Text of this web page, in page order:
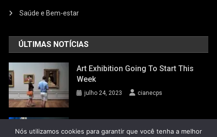
Saúde e Bem-estar
ÚLTIMAS NOTÍCIAS
Art Exhibition Going To Start This
Week
julho 24, 2023 cianecps
Nós utilizamos cookies para garantir que você tenha a melhor